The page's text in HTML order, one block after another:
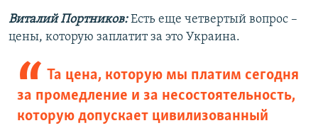
Виталий Портников:Есть еще четвертый вопрос –
цены, которую заплатит за это Украина.
Та цена, которую мы платим сегодня
за промедление и за несостоятельность,
которую допускает цивилизованный